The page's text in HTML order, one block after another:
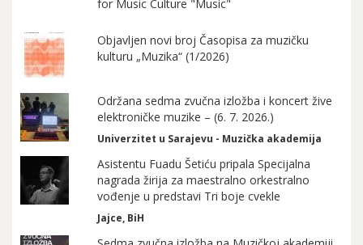
for Music Culture "Music"
Objavljen novi broj Časopisa za muzičku
kulturu „Muzika“ (1/2026)
Održana sedma zvučna izložba i koncert žive
elektroničke muzike – (6. 7. 2026.)
Univerzitet u Sarajevu - Muzička akademija
Asistentu Fuadu Šetiću pripala Specijalna
nagrada žirija za maestralno orkestralno
vođenje u predstavi Tri boje cvekle
Jajce, BiH